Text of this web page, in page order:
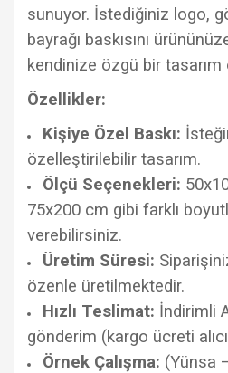
sunuyor. İstediğiniz logo,
bayrağı baskısını
kendinize özgü bir
Özellikler:
Kişiye Özel Baskı:
özelleştirilebilir tasarım.
Ölçü Seçenekleri:
75x200 cm gibi farklı
verebilirsiniz.
Üretim Süresi:
özenle üretilmektedir.
Hızlı Teslimat: İndirimli
gönderim (kargo ücreti
Örnek Çalışma: (Yünsa